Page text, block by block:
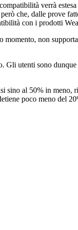
verrà
che, dalle prove
con i prodotti
non
Gli utenti sono
sino al 50% in meno,
poco meno del